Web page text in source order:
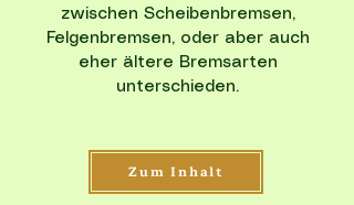
zwischen Scheibenbremsen,
Felgenbremsen, oder aber auch
eher ältere Bremsarten
unterschieden.
Zum Inhalt